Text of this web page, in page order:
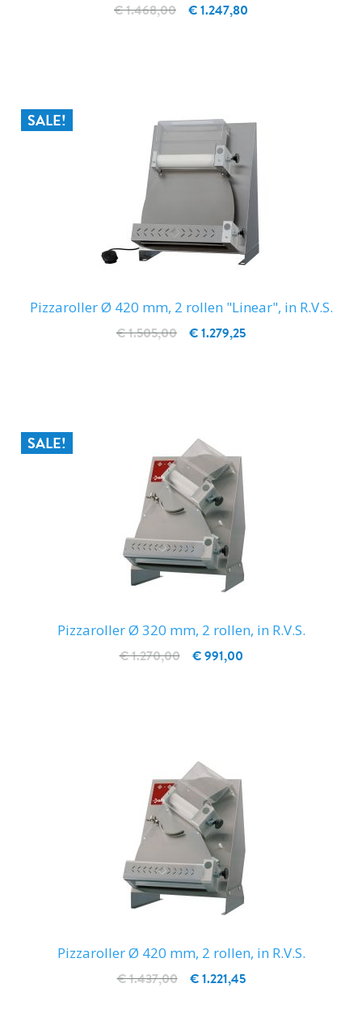
€ 1.247,80
€ 1.468,00
SALE!
Pizzaroller Ø 420 mm, 2 rollen "Linear", in R.V.S.
€ 1.279,25
€ 1.505,00
SALE!
Pizzaroller Ø 320 mm, 2 rollen, in R.V.S.
€ 991,00
€ 1.270,00
Pizzaroller Ø 420 mm, 2 rollen, in R.V.S.
€ 1.221,45
€ 1.437,00